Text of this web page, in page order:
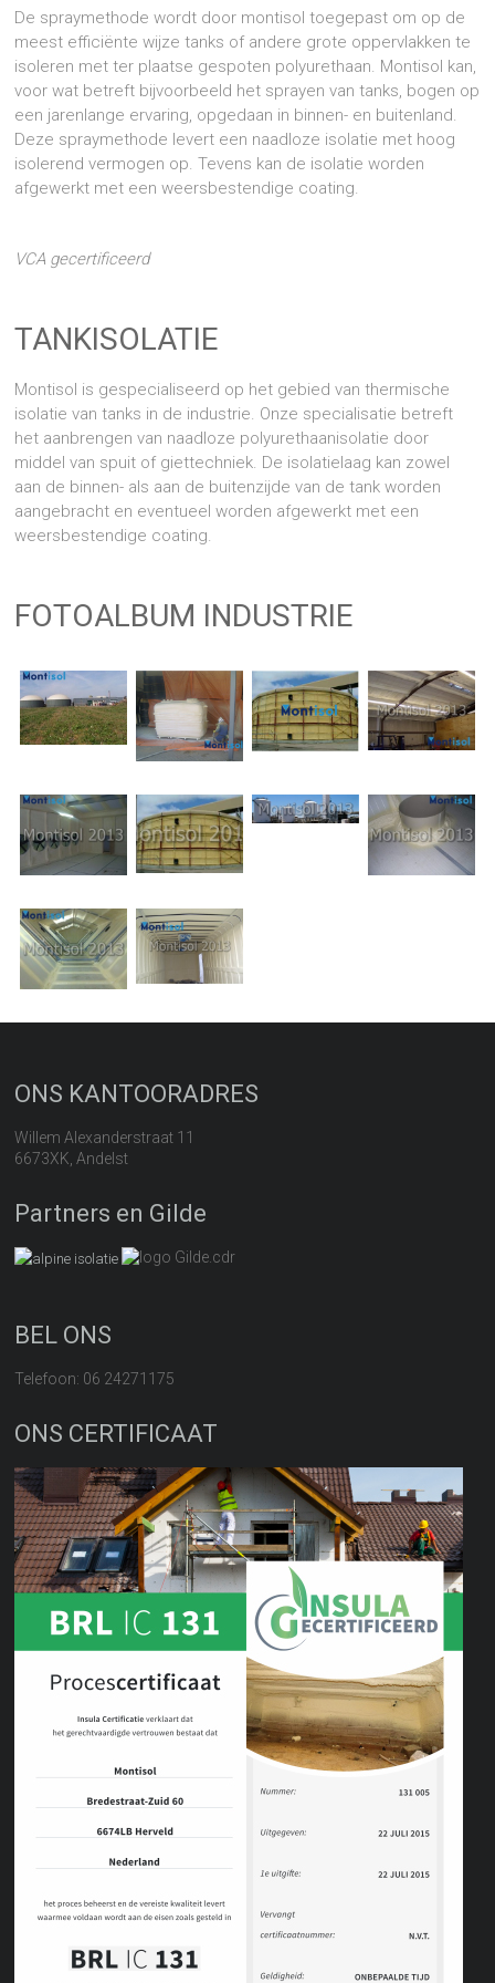
De spraymethode wordt door montisol toegepast om op de
meest efficiënte wijze tanks of andere grote oppervlakken te
isoleren met ter plaatse gespoten polyurethaan. Montisol kan,
voor wat betreft bijvoorbeeld het sprayen van tanks, bogen op
een jarenlange ervaring, opgedaan in binnen- en buitenland.
Deze spraymethode levert een naadloze isolatie met hoog
isolerend vermogen op. Tevens kan de isolatie worden
afgewerkt met een weersbestendige coating.
VCA gecertificeerd
TANKISOLATIE
Montisol is gespecialiseerd op het gebied van thermische
isolatie van tanks in de industrie. Onze specialisatie betreft
het aanbrengen van naadloze polyurethaanisolatie door
middel van spuit of giettechniek. De isolatielaag kan zowel
aan de binnen- als aan de buitenzijde van de tank worden
aangebracht en eventueel worden afgewerkt met een
weersbestendige coating.
FOTOALBUM INDUSTRIE
ONS KANTOORADRES
Willem Alexanderstraat 11
6673XK, Andelst
Partners en Gilde
BEL ONS
Telefoon: 06 24271175
ONS CERTIFICAAT